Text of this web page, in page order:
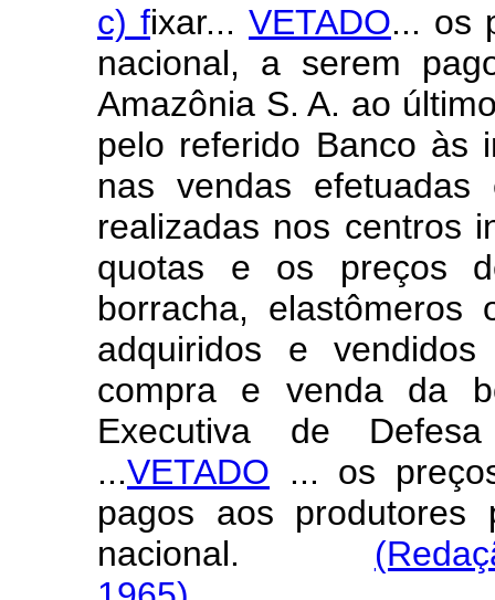
c) fixar... VETADO... os
nacional, a serem
Amazônia S. A. ao
pelo referido Banco às
nas vendas
realizadas nos centros
quotas e os preços
borracha, elastômeros
adquiridos e
compra e venda da
Executiva de
...VETADO ... os
pagos aos produtores
nacional.